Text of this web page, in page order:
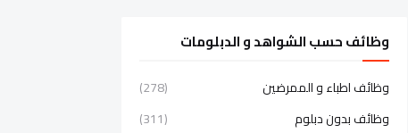
وظائف حسب الشواهد و الدبلومات
وظائف اطباء و الممرضين
(278)
وظائف بدون دبلوم
(311)